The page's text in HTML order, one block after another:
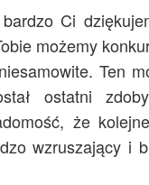
Ci
możemy
Ten
ostatni
że
wzruszający i